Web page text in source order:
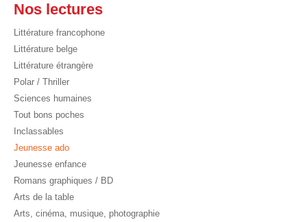
Nos lectures
Littérature francophone
Littérature belge
Littérature étrangère
Polar / Thriller
Sciences humaines
Tout bons poches
Inclassables
Jeunesse ado
Jeunesse enfance
Romans graphiques / BD
Arts de la table
Arts, cinéma, musique, photographie